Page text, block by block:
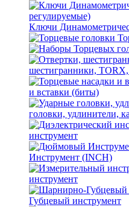
Ключи
шестигранники,
и вставки (биты)
головки, удлинители,
инструмент
Инструмент (INCH)
инструмент
Губцевый инструмент